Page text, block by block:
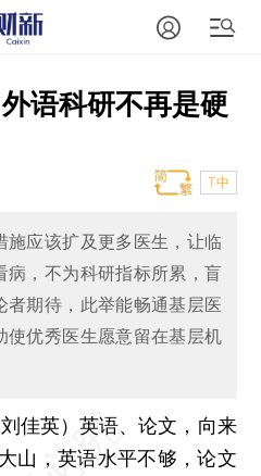
语科研不再是硬
T中
应该扩及更多医生，让临
病，不为科研指标所累，盲
者期待，此举能畅通基层医
使优秀医生愿意留在基层机
佳英） 英语、论文，向来
山，英语水平不够，论文